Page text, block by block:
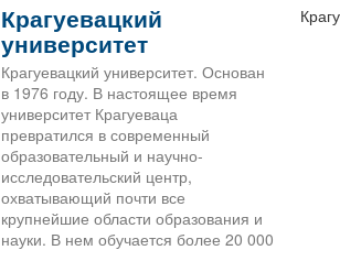
Крагуевацкий
университет
Крагуевацкий университет. Основан
в 1976 году. В настоящее время
университет Крагуеваца
превратился в современный
образовательный и научно-
исследовательский центр,
охватывающий почти все
крупнейшие области образования и
науки. В нем обучается более 20 000